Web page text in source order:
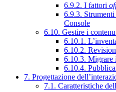
6.9.2. I fattori
6.9.3.
Console
6.10. Gestire i
6.10.1.
6.10.2.
6.10.3. Migrare
6.10.4.
7. Progettazione
7.1. Caratteristiche